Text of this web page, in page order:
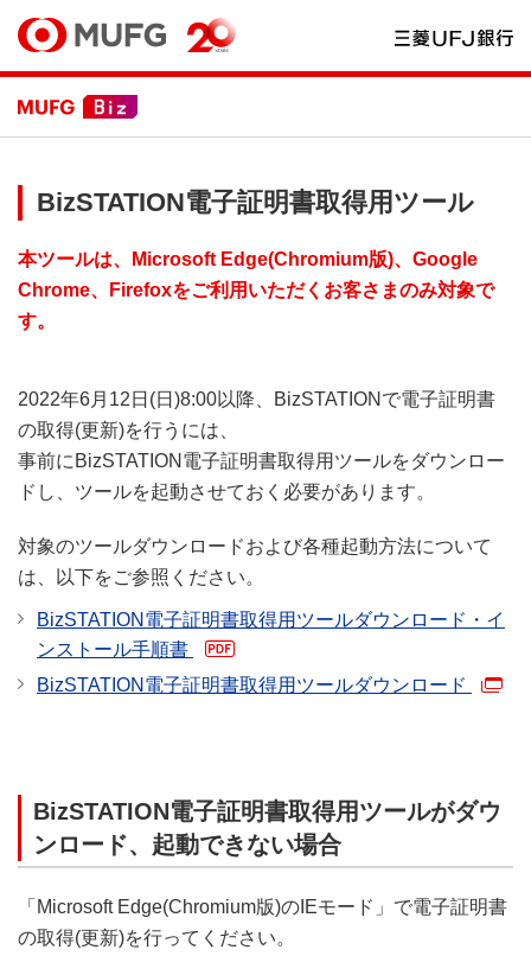
BizSTATION電子証明書取得用ツール
本ツールは、Microsoft Edge(Chromium版)、Google
Chrome、Firefoxをご利用いただくお客さまのみ対象で
す。
2022年6月12日(日)8:00以降、BizSTATIONで電子証明書
の取得(更新)を行うには、
事前にBizSTATION電子証明書取得用ツールをダウンロー
ドし、ツールを起動させておく必要があります。
対象のツールダウンロードおよび各種起動方法について
は、以下をご参照ください。
BizSTATION電子証明書取得用ツールダウンロード・イ
ンストール手順書
BizSTATION電子証明書取得用ツールダウンロード
BizSTATION電子証明書取得用ツールがダウ
ンロード、起動できない場合
「Microsoft Edge(Chromium版)のIEモード」で電子証明書
の取得(更新)を行ってください。